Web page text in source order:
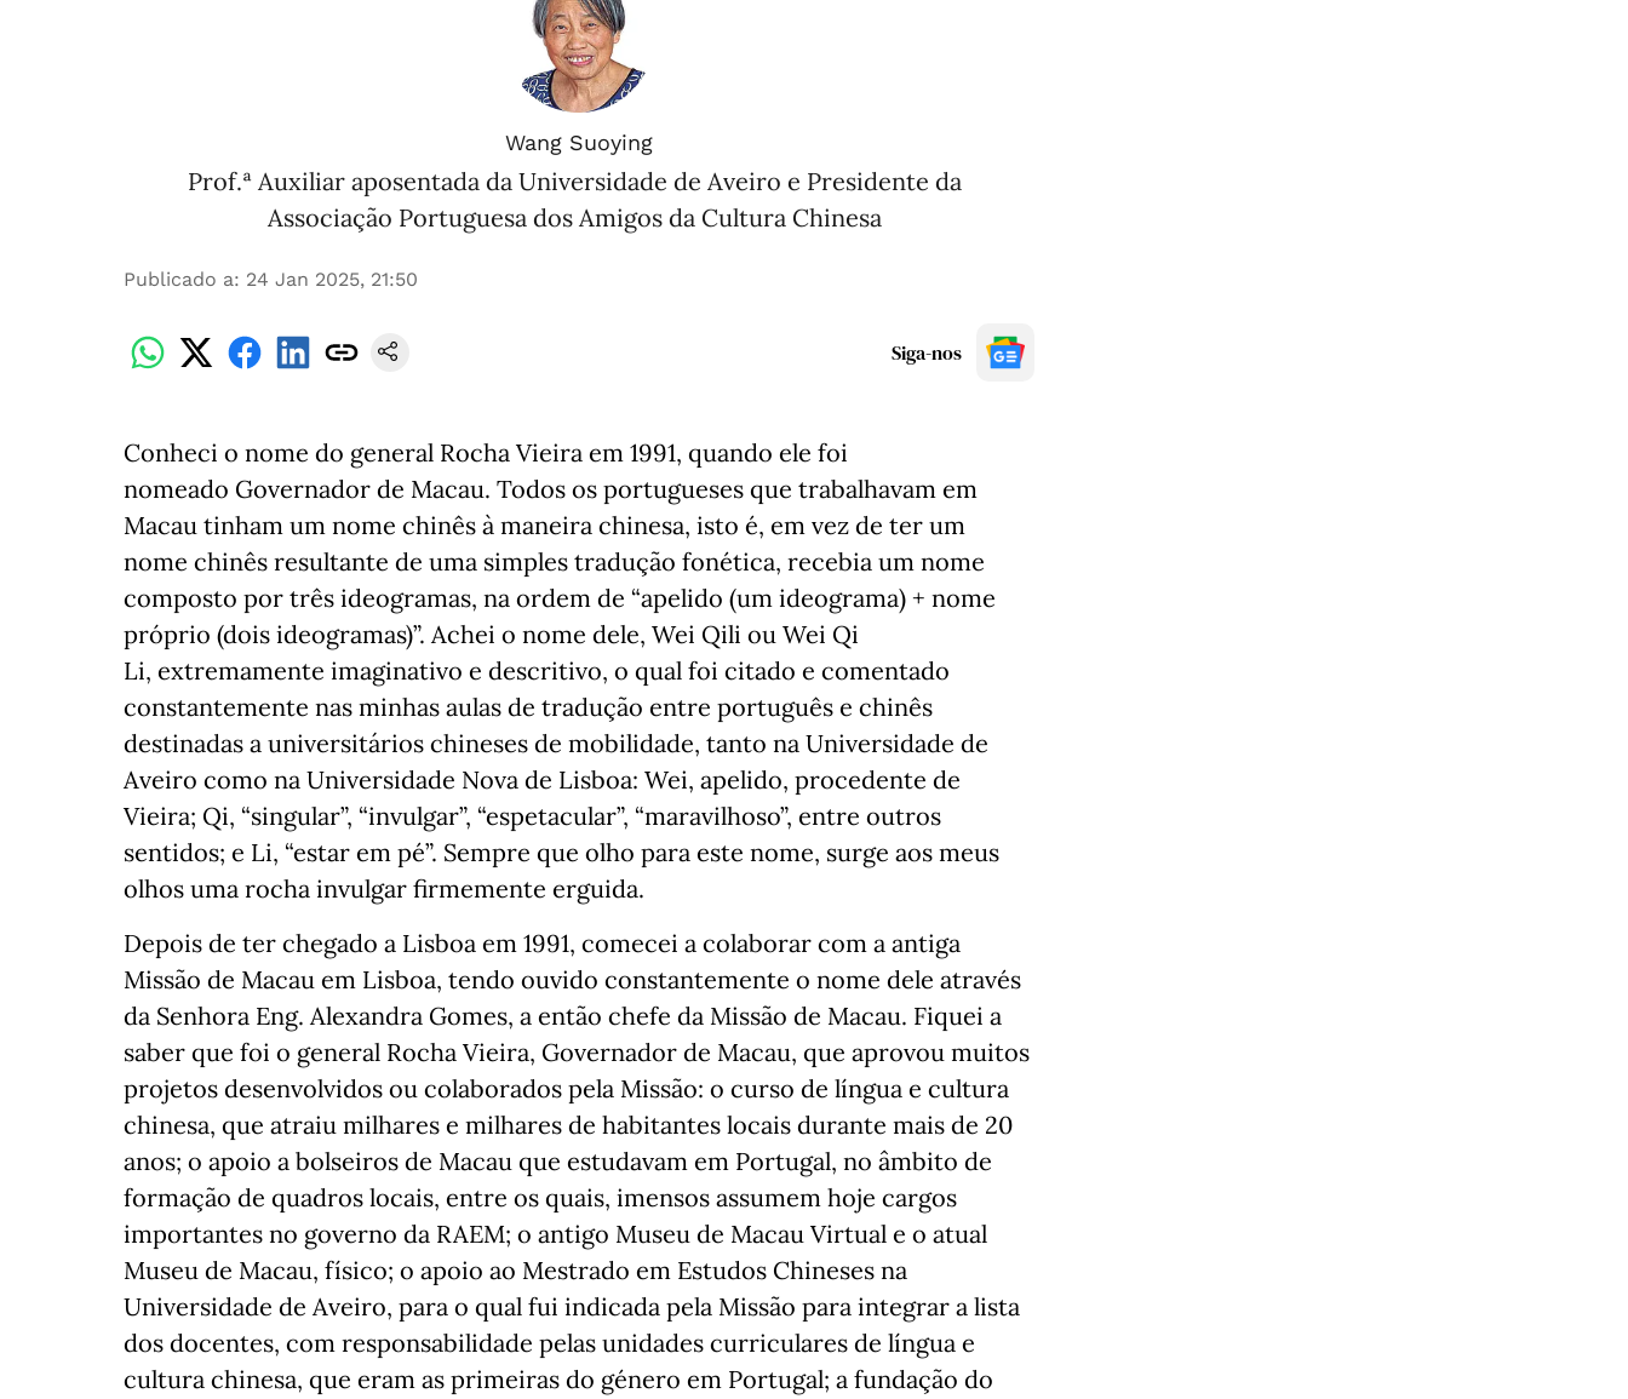
Wang Suoying
Prof.ª Auxiliar aposentada da Universidade de Aveiro e Presidente da
Associação Portuguesa dos Amigos da Cultura Chinesa
Publicado a: 24 Jan 2025, 21:50
Siga-nos
Conheci o nome do general Rocha Vieira em 1991, quando ele foi
nomeado Governador de Macau. Todos os portugueses que trabalhavam em
Macau tinham um nome chinês à maneira chinesa, isto é, em vez de ter um
nome chinês resultante de uma simples tradução fonética, recebia um nome
composto por três ideogramas, na ordem de “apelido (um ideograma) + nome
próprio (dois ideogramas)”. Achei o nome dele, Wei Qili ou Wei Qi
Li, extremamente imaginativo e descritivo, o qual foi citado e comentado
constantemente nas minhas aulas de tradução entre português e chinês
destinadas a universitários chineses de mobilidade, tanto na Universidade de
Aveiro como na Universidade Nova de Lisboa: Wei, apelido, procedente de
Vieira; Qi, “singular”, “invulgar”, “espetacular”, “maravilhoso”, entre outros
sentidos; e Li, “estar em pé”. Sempre que olho para este nome, surge aos meus
olhos uma rocha invulgar firmemente erguida.
Depois de ter chegado a Lisboa em 1991, comecei a colaborar com a antiga
Missão de Macau em Lisboa, tendo ouvido constantemente o nome dele através
da Senhora Eng. Alexandra Gomes, a então chefe da Missão de Macau. Fiquei a
saber que foi o general Rocha Vieira, Governador de Macau, que aprovou muitos
projetos desenvolvidos ou colaborados pela Missão: o curso de língua e cultura
chinesa, que atraiu milhares e milhares de habitantes locais durante mais de 20
anos; o apoio a bolseiros de Macau que estudavam em Portugal, no âmbito de
formação de quadros locais, entre os quais, imensos assumem hoje cargos
importantes no governo da RAEM; o antigo Museu de Macau Virtual e o atual
Museu de Macau, físico; o apoio ao Mestrado em Estudos Chineses na
Universidade de Aveiro, para o qual fui indicada pela Missão para integrar a lista
dos docentes, com responsabilidade pelas unidades curriculares de língua e
cultura chinesa, que eram as primeiras do género em Portugal; a fundação do